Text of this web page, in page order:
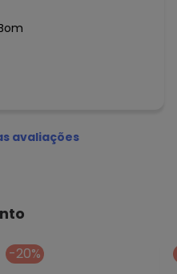
avaliações
-20%